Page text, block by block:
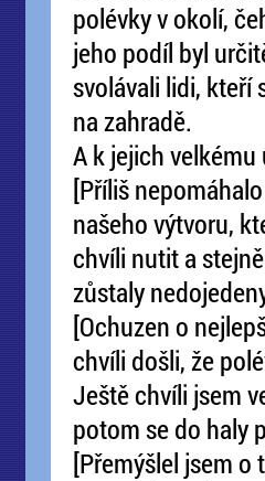
polévky v okolí,
jeho podíl byl
svolávali lidi, kteří
na zahradě.
A k jejich
[Příliš
našeho výtvoru,
chvíli nutit a
zůstaly
[Ochuzen o
chvíli došli, že
Ještě chvíli jsem
potom se do haly
[Přemýšlel jsem o